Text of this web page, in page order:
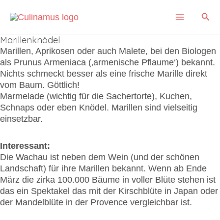
Main
Menu
Marillenknödel
Marillen, Aprikosen oder auch Malete, bei den Biologen
als Prunus Armeniaca (‚armenische Pflaume‘) bekannt.
Nichts schmeckt besser als eine frische Marille direkt
vom Baum. Göttlich!
Marmelade (wichtig für die Sachertorte), Kuchen,
Schnaps oder eben Knödel. Marillen sind vielseitig
einsetzbar.
Interessant:
Die Wachau ist neben dem Wein (und der schönen
Landschaft) für ihre Marillen bekannt. Wenn ab Ende
März die zirka 100.000 Bäume in voller Blüte stehen ist
das ein Spektakel das mit der Kirschblüte in Japan oder
der Mandelblüte in der Provence vergleichbar ist.